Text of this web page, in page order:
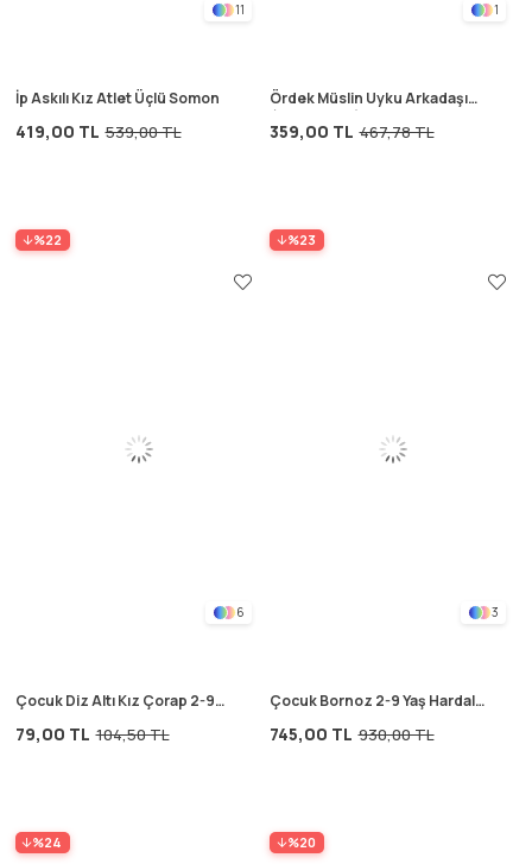
11
İp Askılı Kız Atlet Üçlü Somon
419,00 TL 539,00 TL
%22
1
Ördek Müslin Uyku Arkadaşı
(Yıkanmıştır) 35x35 cm Pudra-
Bakır
359,00 TL 467,78 TL
%23
6
Çocuk Diz Altı Kız Çorap 2-9
79,00 TL 104,50 TL
%24
3
Çocuk Bornoz 2-9 Yaş Hardal
745,00 TL 930,00 TL
%20